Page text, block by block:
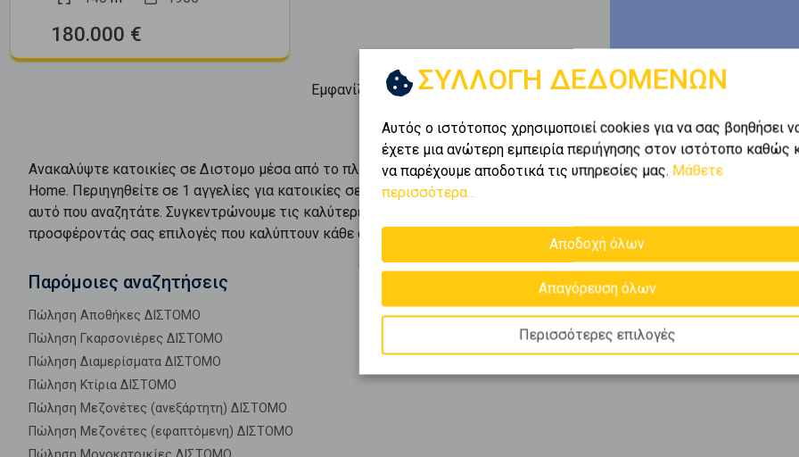
180.000 €
Εμφανίζονται 1-1από1.
Ανακαλύψτε κατοικίες σε Διστομο μέσα από το πλούσιο χαρτοφυλάκιο της Golden
Home. Περιηγηθείτε σε 1 αγγελίες για κατοικίες σε Διστομοκαι βρείτε ακριβώς
αυτό που αναζητάτε. Συγκεντρώνουμε τις καλύτερες ευκαιρίες προς
προσφέροντάς σας επιλογές που καλύπτουν κάθε ανάγκη.
Παρόμοιες αναζητήσεις
Πώληση Αποθήκες ΔΙΣΤΟΜΟ
Πώληση Γκαρσονιέρες ΔΙΣΤΟΜΟ
Πώληση Διαμερίσματα ΔΙΣΤΟΜΟ
Πώληση Κτίρια ΔΙΣΤΟΜΟ
Πώληση Μεζονέτες (ανεξάρτητη) ΔΙΣΤΟΜΟ
Πώληση Μεζονέτες (εφαπτόμενη) ΔΙΣΤΟΜΟ
ΣΥΛΛΟΓΗ ΔΕΔΟΜΕΝΩΝ
Αυτός ο ιστότοπος χρησιμοποιεί cookies για να σας βοηθήσει
έχετε μια ανώτερη εμπειρία περιήγησης στον ιστότοπο καθώς
να παρέχουμε αποδοτικά τις υπηρεσίες μας. Μάθετε
περισσότερα...
Αποδοχή όλων
Απαγόρευση όλων
Περισσότερες επιλογές